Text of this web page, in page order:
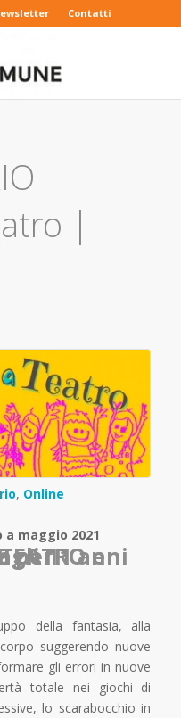
Contatti
|
, Online
maggio 2021
per BAMBINI dai 6 agli 11 anni
della fantasia, alla
suggerendo nuove
gli errori in nuove
totale nei giochi di
lo scarabocchio in